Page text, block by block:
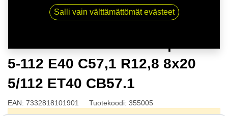
8x20 5/112 ET40 CB57.1
5-112 E40 C57,1 R12,8 8x20
5/112 ET40 CB57.1
EAN: 7332818101901 Tuotekoodi: 355005
Salli vain välttämättömät evästeet